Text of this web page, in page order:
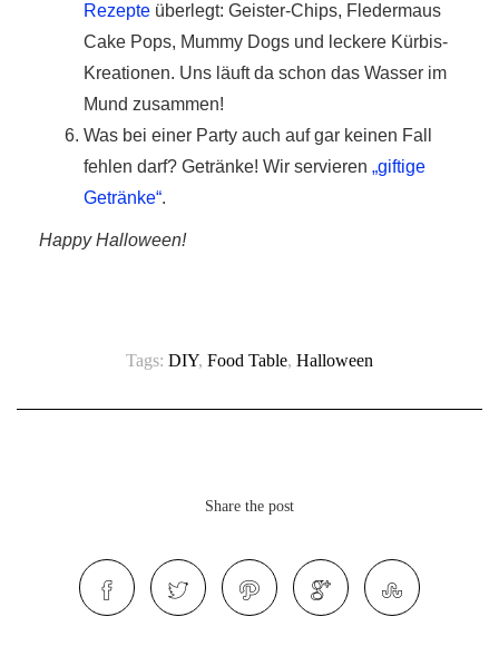
Rezepte überlegt: Geister-Chips, Fledermaus
Cake Pops, Mummy Dogs und leckere Kürbis-
Kreationen. Uns läuft da schon das Wasser im
Mund zusammen!
Was bei einer Party auch auf gar keinen Fall
fehlen darf? Getränke! Wir servieren „giftige
Getränke“.
Happy Halloween!
Tags: DIY, Food Table, Halloween
Share the post